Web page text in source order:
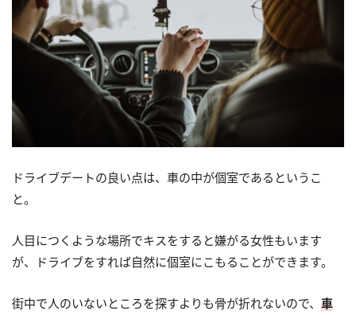
ドライブデートの良い点は、車の中が個室であるというこ
と。
人目につくような場所でキスをすると嫌がる女性もいます
が、ドライブをすれば自然に個室にこもることができます。
街中で人のいないところを探すよりも骨が折れないので、 車